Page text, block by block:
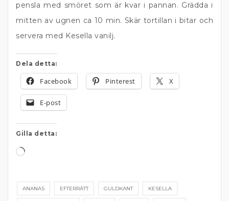
pensla med smöret som är kvar i pannan. Grädda i
mitten av ugnen ca 10 min. Skär tortillan i bitar och
servera med Kesella vanilj.
Dela detta:
Facebook Pinterest X
E-post
Gilla detta:
Laddar
…
ANANAS EFTERRÄTT GULDKANT KESELLA